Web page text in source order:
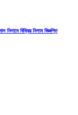
বিক্রির নিলাম বিজ্ঞপ্তি